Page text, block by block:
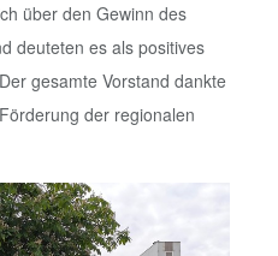
über den Gewinn des
deuteten es als positives
gesamte Vorstand dankte
der regionalen